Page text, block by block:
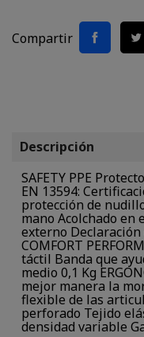
Compartir
Descripción
SAFETY PPE
EN 13594:
protección de
mano Acolchado en
externo Declaración
COMFORT
táctil Banda que
medio 0,1 Kg
mejor manera la
flexible de las
perforado Tejido
densidad variable